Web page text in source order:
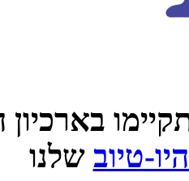
בארכיון
טיוב